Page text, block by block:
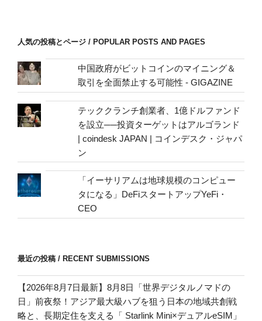
address
人気の投稿とページ / POPULAR POSTS AND PAGES
中国政府がビットコインのマイニング＆
取引を全面禁止する可能性 - GIGAZINE
テッククランチ創業者、1億ドルファンド
を設立──投資ターゲットはアルゴランド
| coindesk JAPAN | コインデスク・ジャパ
ン
「イーサリアムは地球規模のコンピュー
タになる」DeFiスタートアップYeFi・
CEO
最近の投稿 / RECENT SUBMISSIONS
【2026年8月7日最新】8月8日「世界デジタルノマドの
日」前夜祭！アジア最大級ハブを狙う日本の地域共創戦
略と、長期定住を支える「 Starlink Mini×デュアルeSIM」